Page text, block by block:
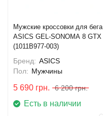
Мужские кроссовки для бега
ASICS GEL-SONOMA 8 GTX
(1011B977-003)
Бренд: ASICS
Пол: Мужчины
5 690 грн. 6 200 грн.
Есть в наличии